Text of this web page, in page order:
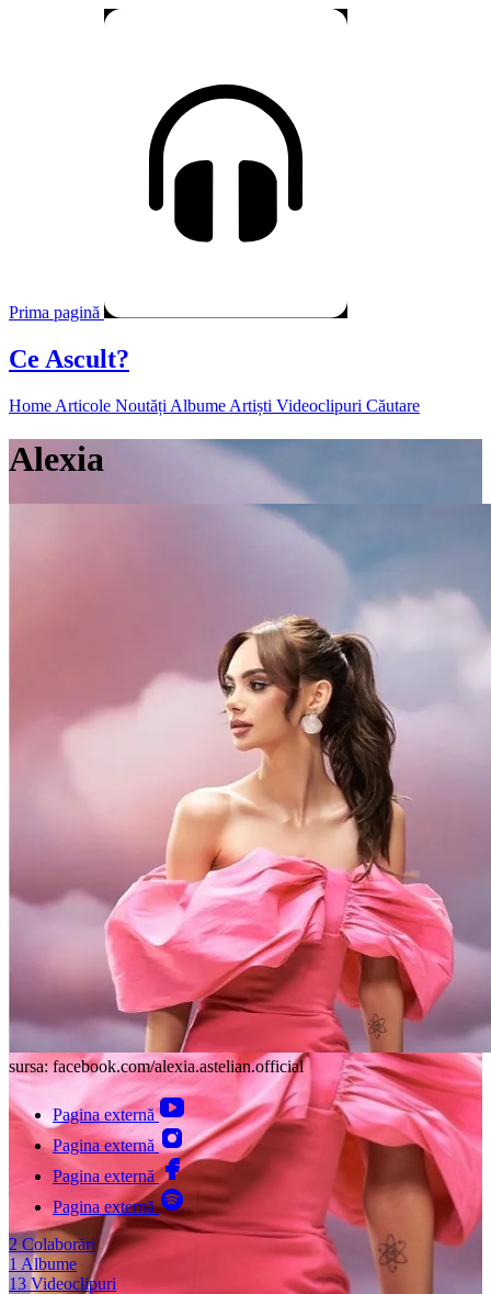
Prima pagină
Ce Ascult?
Home Articole Noutăți Albume Artiști Videoclipuri Căutare
Alexia
sursa: facebook.com/alexia.astelian.official
Pagina externă
Pagina externă
Pagina externă
Pagina externă
2 Colaborări
1 Albume
13 Videoclipuri